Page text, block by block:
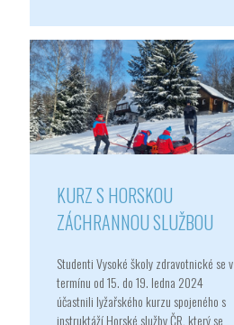
KURZ S HORSKOU
ZÁCHRANNOU SLUŽBOU
Studenti Vysoké školy zdravotnické se v
termínu od 15. do 19. ledna 2024
účastnili lyžařského kurzu spojeného s
instruktáží Horské služby ČR, který se